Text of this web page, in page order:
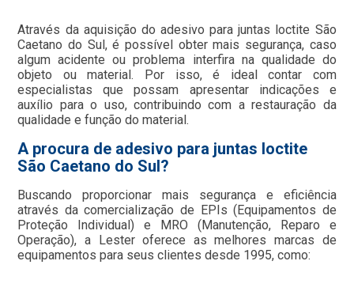
Através da aquisição do adesivo para juntas loctite São
Caetano do Sul, é possível obter mais segurança, caso
algum acidente ou problema interfira na qualidade do
objeto ou material. Por isso, é ideal contar com
especialistas que possam apresentar indicações e
auxílio para o uso, contribuindo com a restauração da
qualidade e função do material.
A procura de adesivo para juntas loctite
São Caetano do Sul?
Buscando proporcionar mais segurança e eficiência
através da comercialização de EPIs (Equipamentos de
Proteção Individual) e MRO (Manutenção, Reparo e
Operação), a Lester oferece as melhores marcas de
equipamentos para seus clientes desde 1995, como: